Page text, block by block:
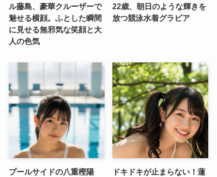
ル藤島、豪華クルーザーで
魅せる横顔。ふとした瞬間
に見せる無邪気な笑顔と大
人の色気
22歳、朝日のような輝きを
放つ競泳水着グラビア
プールサイドの八重樫陽
ドキドキが止まらない！蓮